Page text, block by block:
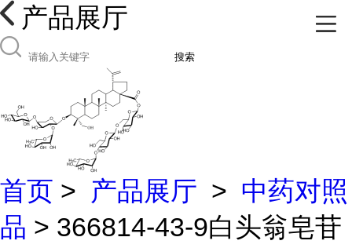
产品展厅
搜索
首页 > 产品展厅 > 中药对照
品 > 366814-43-9白头翁皂苷